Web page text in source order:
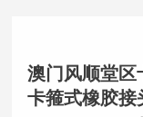
澳门风顺堂区
卡箍式橡胶接